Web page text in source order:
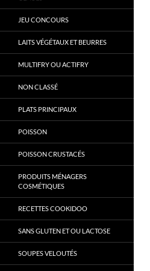
JEU CONCOURS
LAITS VÉGÉTAUX ET BEURRES
MULTIFRY OU ACTIFRY
NON CLASSÉ
PLATS PRINCIPAUX
POISSON
POISSON CRUSTACÉS
PRODUITS MÉNAGERS
COSMÉTIQUES
RECETTES COOKIDOO
SANS GLUTEN ET OU LACTOSE
SOUPES VELOUTÉS